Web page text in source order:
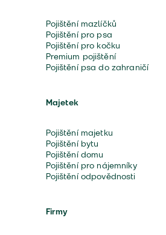
Pojištění mazlíčků
Pojištění pro psa
Pojištění pro kočku
Premium pojištění
Pojištění psa do zahraničí
Majetek
Pojištění majetku
Pojištění bytu
Pojištění domu
Pojištění pro nájemníky
Pojištění odpovědnosti
Firmy